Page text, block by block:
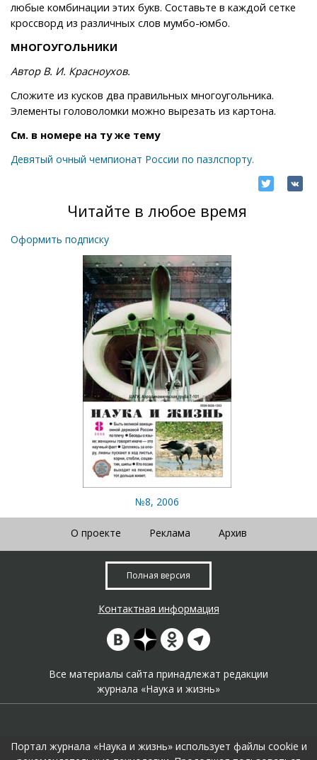
любые комбинации этих букв. Составьте в каждой сетке
кроссворд из различных слов мумбо-юмбо.
МНОГОУГОЛЬНИКИ
Автор В. И. Красноухов.
Сложите из кусков два правильных многоугольника.
Элементы головоломки можно вырезать из картона.
См. в номере на ту же тему
Девятый очный чемпионат России по пазлспорту.
Читайте в любое время
Оформить подписку
№8, 2006
О проекте Реклама Архив
Полная версия
Контактная информация
Все материалы сайта принадлежат редакции
журнала «Наука и жизнь»
Портал журнала «Наука и жизнь» использует файлы cookie и